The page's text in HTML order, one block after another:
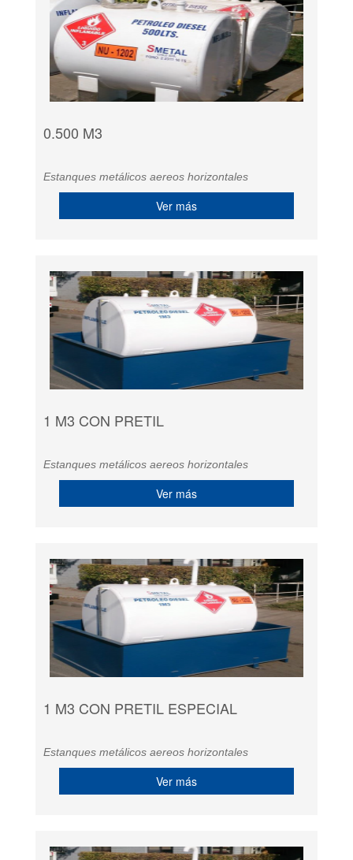
0.500 M3
Estanques metálicos aereos horizontales
Ver más
1 M3 CON PRETIL
Estanques metálicos aereos horizontales
Ver más
1 M3 CON PRETIL ESPECIAL
Estanques metálicos aereos horizontales
Ver más